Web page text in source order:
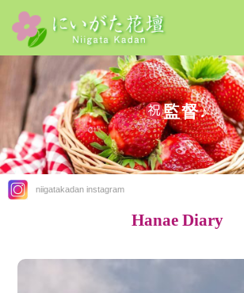
監督♪
Hanae Diary
niigatakadan instagram